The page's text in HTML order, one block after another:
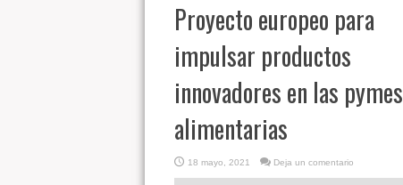
Proyecto europeo para
impulsar productos
innovadores en las pymes
alimentarias
18 mayo, 2021 Deja un comentario